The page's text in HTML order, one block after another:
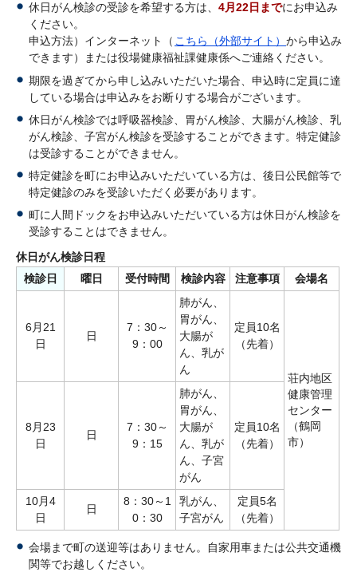
休日がん検診の受診を希望する方は、 4月22日までにお申込み
ください。
申込方法）インターネット（ こちら（外部サイト） から申込み
できます）または役場健康福祉課健康係へご連絡ください。
期限を過ぎてから申し込みいただいた場合、申込時に定員に達
している場合は申込みをお断りする場合がございます。
休日がん検診では呼吸器検診、胃がん検診、大腸がん検診、乳
がん検診、子宮がん検診を受診することができます。特定健診
は受診することができません。
特定健診を町にお申込みいただいている方は、後日公民館等で
特定健診のみを受診いただく必要があります。
町に人間ドックをお申込みいただいている方は休日がん検診を
受診することはできません。
休日がん検診日程
検診日
曜日 受付時間 検診内容 注意事項 会場名
6月21
日
日
7：30～
9：00
肺がん、
胃がん、
大腸が
ん、乳が
ん
定員10名
（先着）
荘内地区
健康管理
センター
（鶴岡
市）
8月23
日
日
7：30～
9：15
肺がん、
胃がん、
大腸が
ん、乳が
ん、子宮
がん
定員10名
（先着）
10月4
日
日
8：30～1
0：30
乳がん、
子宮がん
定員5名
（先着）
会場まで町の送迎等はありません。自家用車または公共交通機
関等でお越しください。